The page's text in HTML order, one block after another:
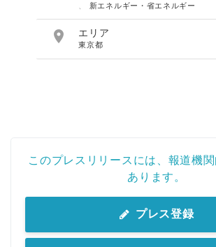
新エネルギー・省エネルギー
 エリア
東京都
このプレスリリースには、報道機
あります。
プレス登録